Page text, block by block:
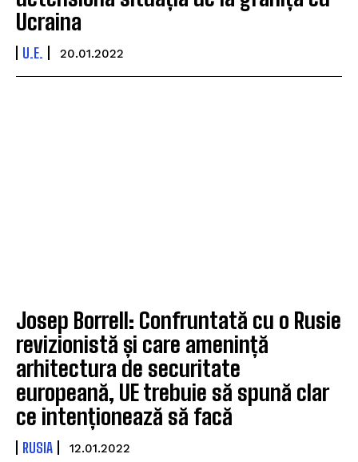
Ucraina
U.E. 20.01.2022
Josep Borrell: Confruntată cu o Rusie
revizionistă și care amenință
arhitectura de securitate
europeană, UE trebuie să spună clar
ce intenționează să facă
RUSIA 12.01.2022